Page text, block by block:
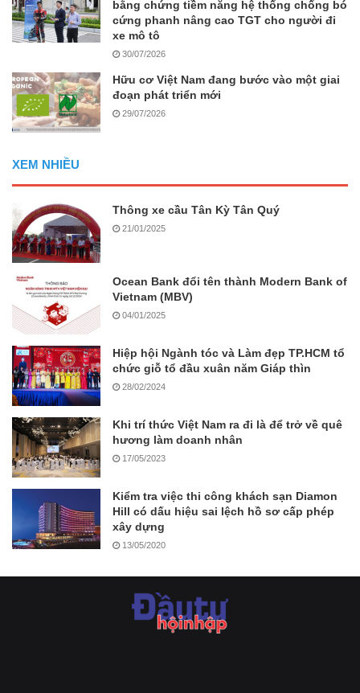
bằng chứng tiềm năng hệ thống chống bó
cứng phanh nâng cao TGT cho người đi
xe mô tô
30/07/2026
Hữu cơ Việt Nam đang bước vào một giai
đoạn phát triển mới
29/07/2026
XEM NHIỀU
Thông xe cầu Tân Kỳ Tân Quý
21/01/2025
Ocean Bank đổi tên thành Modern Bank of
Vietnam (MBV)
04/01/2025
Hiệp hội Ngành tóc và Làm đẹp TP.HCM tổ
chức giỗ tổ đầu xuân năm Giáp thìn
28/02/2024
Khi trí thức Việt Nam ra đi là để trở về quê
hương làm doanh nhân
17/05/2023
Kiểm tra việc thi công khách sạn Diamon
Hill có dấu hiệu sai lệch hồ sơ cấp phép
xây dựng
13/05/2020